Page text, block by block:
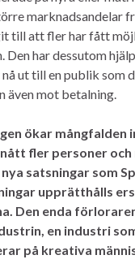
marknadsandelar
till att fler har fått
Den har dessutom
ut till en publik som
även mot betalning.
ökar mångfalden
fler personer och
satsningar som
upprätthålls
Den enda
en industri
på kreativa